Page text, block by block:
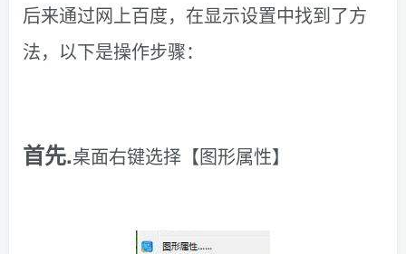
后来通过网上百度，在显示设置中找到了方
法，以下是操作步骤：
首先.桌面右键选择【图形属性】